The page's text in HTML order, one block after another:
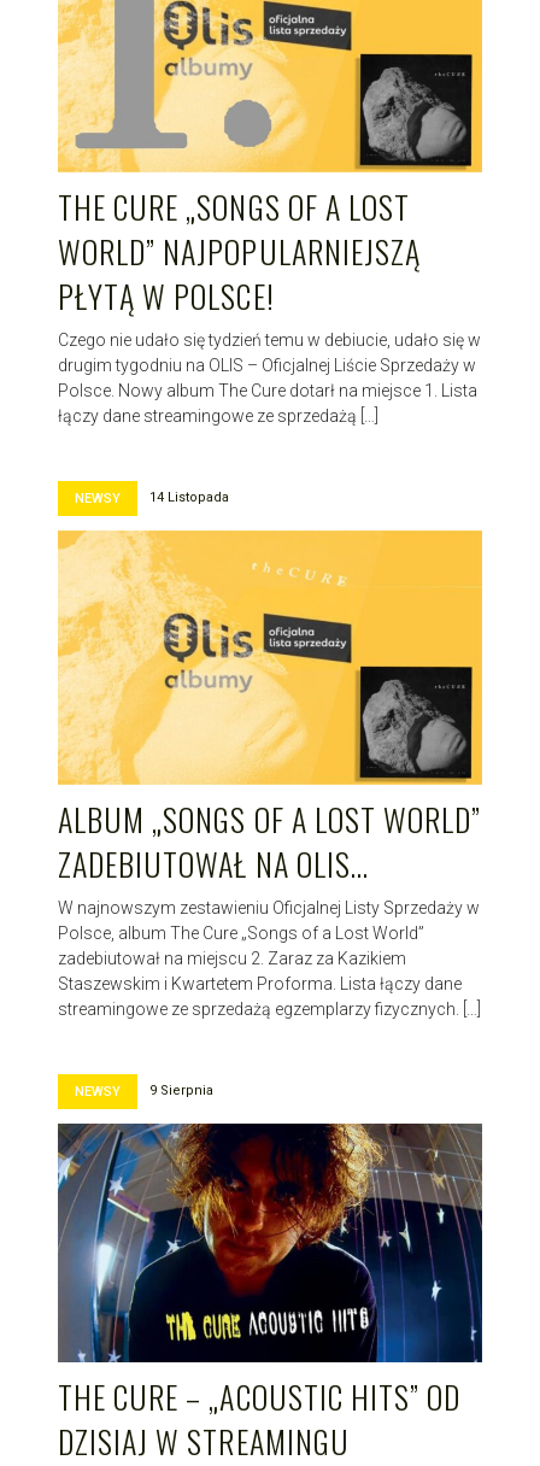
THE CURE „SONGS OF A LOST
WORLD” NAJPOPULARNIEJSZĄ
PŁYTĄ W POLSCE!
Czego nie udało się tydzień temu w debiucie, udało się w
drugim tygodniu na OLIS – Oficjalnej Liście Sprzedaży w
Polsce. Nowy album The Cure dotarł na miejsce 1. Lista
łączy dane streamingowe ze sprzedażą […]
NEWSY 14 Listopada
ALBUM „SONGS OF A LOST WORLD”
ZADEBIUTOWAŁ NA OLIS…
W najnowszym zestawieniu Oficjalnej Listy Sprzedaży w
Polsce, album The Cure „Songs of a Lost World”
zadebiutował na miejscu 2. Zaraz za Kazikiem
Staszewskim i Kwartetem Proforma. Lista łączy dane
streamingowe ze sprzedażą egzemplarzy fizycznych. […]
NEWSY 9 Sierpnia
THE CURE – „ACOUSTIC HITS” OD
DZISIAJ W STREAMINGU